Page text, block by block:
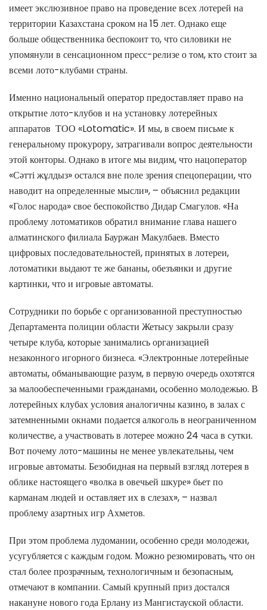
имеет экслюзивное право на проведение всех лотерей на
территории Казахстана сроком на 15 лет. Однако еще
больше общественника беспокоит то, что силовики не
упомянули в сенсационном пресс-релизе о том, кто стоит за
всеми лото-клубами страны.
Именно национальный оператор предоставляет право на
открытие лото-клубов и на установку лотерейных
аппаратов ТОО «Lotomatic». И мы, в своем письме к
генеральному прокурору, затрагивали вопрос деятельности
этой конторы. Однако в итоге мы видим, что нацоператор
«Сәтті жұлдыз» остался вне поле зрения спецоперации, что
наводит на определенные мысли», – объяснил редакции
«Голос народа» свое беспокойство Дидар Смагулов. «На
проблему лотоматиков обратил внимание глава нашего
алматинского филиала Бауржан Макулбаев. Вместо
цифровых последовательностей, принятых в лотереи,
лотоматики выдают те же бананы, обезъянки и другие
картинки, что и игровые автоматы.
Сотрудники по борьбе с организованной преступностью
Департамента полиции области Жетысу закрыли сразу
четыре клуба, которые занимались организацией
незаконного игорного бизнеса. «Электронные лотерейные
автоматы, обманывающие разум, в первую очередь охотятся
за малообеспеченными гражданами, особенно молодежью. В
лотерейных клубах условия аналогичны казино, в залах с
затемненными окнами подается алкоголь в неограниченном
количестве, а участвовать в лотерее можно 24 часа в сутки.
Вот почему лото-машины не менее увлекательны, чем
игровые автоматы. Безобидная на первый взгляд лотерея в
облике настоящего «волка в овечьей шкуре» бьет по
карманам людей и оставляет их в слезах», – назвал
проблему азартных игр Ахметов.
При этом проблема лудомании, особенно среди молодежи,
усугубляется с каждым годом. Можно резюмировать, что он
стал более прозрачным, технологичным и безопасным,
отмечают в компании. Самый крупный приз достался
накануне нового года Ерлану из Мангистауской области.